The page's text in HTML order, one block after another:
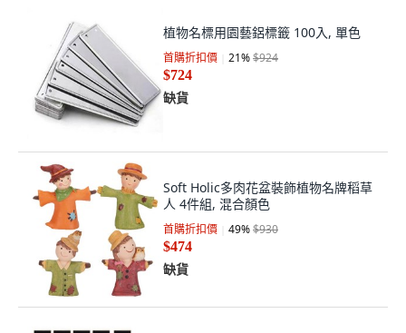
植物名標用園藝鋁標籤 100入, 單色
首購折扣價 21%$924
$724
缺貨
Soft Holic多肉花盆裝飾植物名牌稻草
人 4件組, 混合顏色
首購折扣價 49%$930
$474
缺貨